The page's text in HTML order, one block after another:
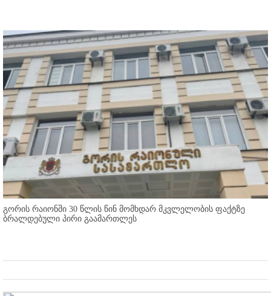
გორის რაიონში 30 წლის წინ მომხდარ მკვლელობის ფაქტზე
ბრალდებული პირი გაამართლეს